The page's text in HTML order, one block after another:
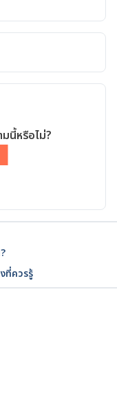
digestive-
03,
Accessed
2016.
Hello คุณหมอ
นี้หรือไม่?
ที่ควรรู้